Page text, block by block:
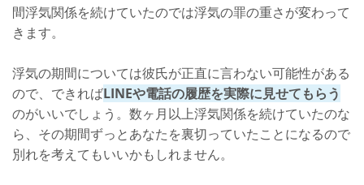
間浮気関係を続けていたのでは浮気の罪の重さが変わって
きます。
浮気の期間については彼氏が正直に言わない可能性がある
ので、できればLINEや電話の履歴を実際に見せてもらう
のがいいでしょう。数ヶ月以上浮気関係を続けていたのな
ら、その期間ずっとあなたを裏切っていたことになるので
別れを考えてもいいかもしれません。